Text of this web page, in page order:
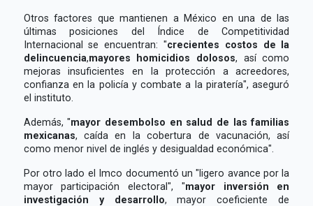
Otros factores que mantienen a México en una de las
últimas posiciones del Índice de Competitividad
Internacional se encuentran: "crecientes costos de la
delincuencia,mayores homicidios dolosos, así como
mejoras insuficientes en la protección a acreedores,
confianza en la policía y combate a la piratería", aseguró
el instituto.
Además, "mayor desembolso en salud de las familias
mexicanas, caída en la cobertura de vacunación, así
como menor nivel de inglés y desigualdad económica".
Por otro lado el Imco documentó un "ligero avance por la
mayor participación electoral", "mayor inversión en
investigación y desarrollo, mayor coeficiente de